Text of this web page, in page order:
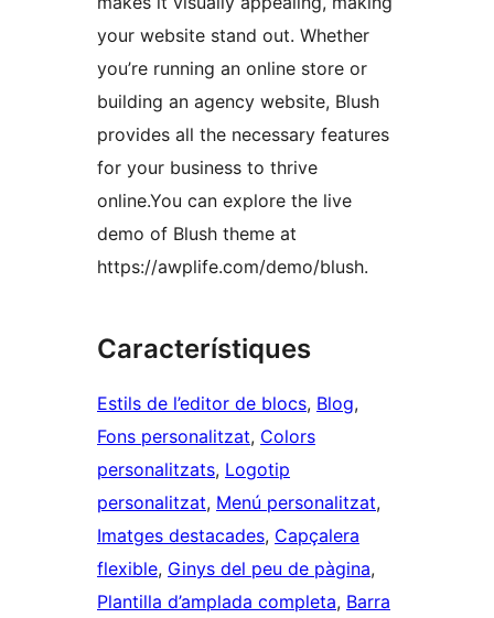
your website stand out. Whether
you’re running an online store or
building an agency website, Blush
provides all the necessary features
for your business to thrive
online.You can explore the live
demo of Blush theme at
https://awplife.com/demo/blush.
Característiques
Estils de l’editor de blocs, Blog
Fons personalitzat, Colors
personalitzats, Logotip
personalitzat, Menú personalitzat
Imatges destacades, Capçalera
flexible, Ginys del peu de pàgina
Plantilla d’amplada completa, Barra